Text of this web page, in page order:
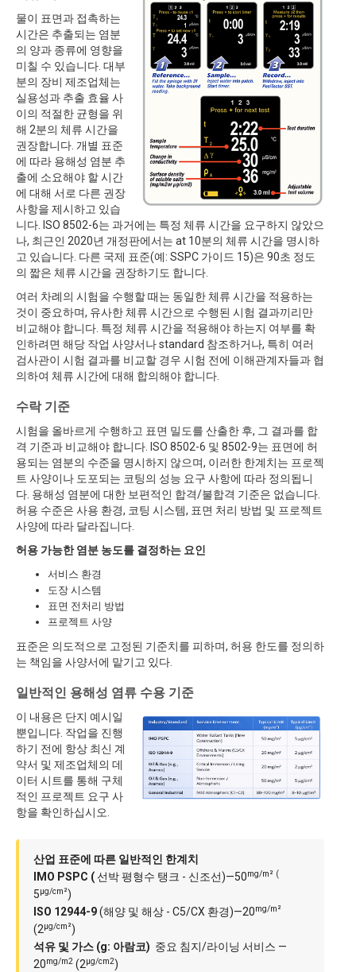
물이 표면과 접촉하는
시간은 추출되는 염분
의 양과 종류에 영향을
미칠 수 있습니다. 대부
분의 장비 제조업체는
실용성과 추출 효율 사
이의 적절한 균형을 위
해 2분의 체류 시간을
권장합니다. 개별 표준
에 따라 용해성 염분 추
출에 소요해야 할 시간
에 대해 서로 다른 권장
사항을 제시하고 있습
니다. ISO 8502-6는 과거에는 특정 체류 시간을 요구하지 않았으
나, 최근인 2020년 개정판에서는 at 10분의 체류 시간을 명시하
고 있습니다. 다른 국제 표준(예: SSPC 가이드 15)은 90초 정도
의 짧은 체류 시간을 권장하기도 합니다.
여러 차례의 시험을 수행할 때는 동일한 체류 시간을 적용하는
것이 중요하며, 유사한 체류 시간으로 수행된 시험 결과끼리만
비교해야 합니다. 특정 체류 시간을 적용해야 하는지 여부를 확
인하려면 해당 작업 사양서나 standard 참조하거나, 특히 여러
검사관이 시험 결과를 비교할 경우 시험 전에 이해관계자들과 협
의하여 체류 시간에 대해 합의해야 합니다.
수락 기준
시험을 올바르게 수행하고 표면 밀도를 산출한 후, 그 결과를 합
격 기준과 비교해야 합니다. ISO 8502-6 및 8502-9는 표면에 허
용되는 염분의 수준을 명시하지 않으며, 이러한 한계치는 프로젝
트 사양이나 도포되는 코팅의 성능 요구 사항에 따라 정의됩니
다. 용해성 염분에 대한 보편적인 합격/불합격 기준은 없습니다.
허용 수준은 사용 환경, 코팅 시스템, 표면 처리 방법 및 프로젝트
사양에 따라 달라집니다.
허용 가능한 염분 농도를 결정하는 요인
서비스 환경
도장 시스템
표면 전처리 방법
프로젝트 사양
표준은 의도적으로 고정된 기준치를 피하며, 허용 한도를 정의하
는 책임을 사양서에 맡기고 있다.
일반적인 용해성 염류 수용 기준
이 내용은 단지 예시일
뿐입니다. 작업을 진행
하기 전에 항상 최신 계
약서 및 제조업체의 데
이터 시트를 통해 구체
적인 프로젝트 요구 사
항을 확인하십시오.
산업 표준에 따른 일반적인 한계치
IMO PSPC (선박 평형수 탱크 - 신조선)—50mg/m² (
5µg/cm²)
ISO 12944-9(해양 및 해상 - C5/CX 환경)—20mg/m²
(2µg/cm²)
석유 및 가스 (g: 아람코) 중요 침지/라이닝 서비스 —
20mg/m2 (2µg/cm2)